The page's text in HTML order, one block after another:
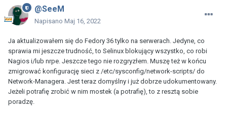
@SeeM
Napisano Maj 16, 2022
Ja aktualizowałem się do Fedory 36 tylko na serwerach. Jedyne, co
sprawia mi jeszcze trudność, to Selinux blokujący wszystko, co robi
Nagios i/lub nrpe. Jeszcze tego nie rozgryzłem. Muszę też w końcu
zmigrować konfigurację sieci z /etc/sysconfig/network-scripts/ do
Network-Managera. Jest teraz domyślny i już dobrze udokumentowany.
Jeżeli potrafię zrobić w nim mostek (a potrafię), to z resztą sobie
poradzę.